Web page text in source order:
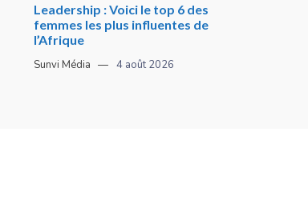
Leadership : Voici le top 6 des
femmes les plus influentes de
l’Afrique
Sunvi Média 4 août 2026